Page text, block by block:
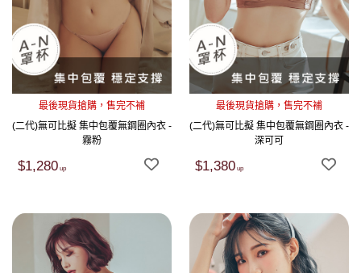
最後現貨搶購，售完不補
(二代)無可比擬 集中包覆無鋼圈內衣 -
霧粉
$1,280
最後現貨搶購，售完不補
(二代)無可比擬 集中包覆無鋼圈內衣 -
深可可
$1,380